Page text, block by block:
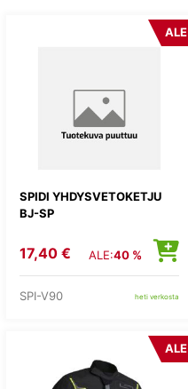
SPIDI YHDYSVETOKETJU
BJ-SP
ALE
17,40 € ALE:40 %
SPI-V90 heti verkosta
ALE